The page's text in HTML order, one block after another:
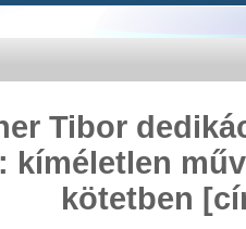
Tibor
kíméletlen
kötetben